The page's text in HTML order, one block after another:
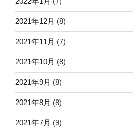
2021年12月 (8)
2021年11月 (7)
2021年10月 (8)
2021年9月 (8)
2021年8月 (8)
2021年7月 (9)